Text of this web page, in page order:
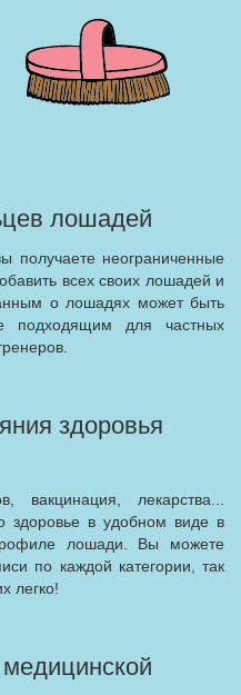
лошадей
получаете неограниченные
всех своих лошадей и
о лошадях может быть
подходящим для частных
здоровья
вакцинация, лекарства...
здоровье в удобном виде в
лошади. Вы можете
по каждой категории, так
легко!